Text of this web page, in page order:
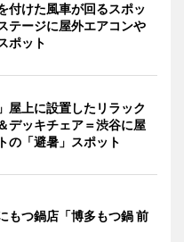
付けた風車が回るスポッ
テージに屋外エアコンや
ポット
屋上に設置したリラック
デッキチェア＝渋谷に屋
の「避暑」スポット
もつ鍋店「博多もつ鍋 前